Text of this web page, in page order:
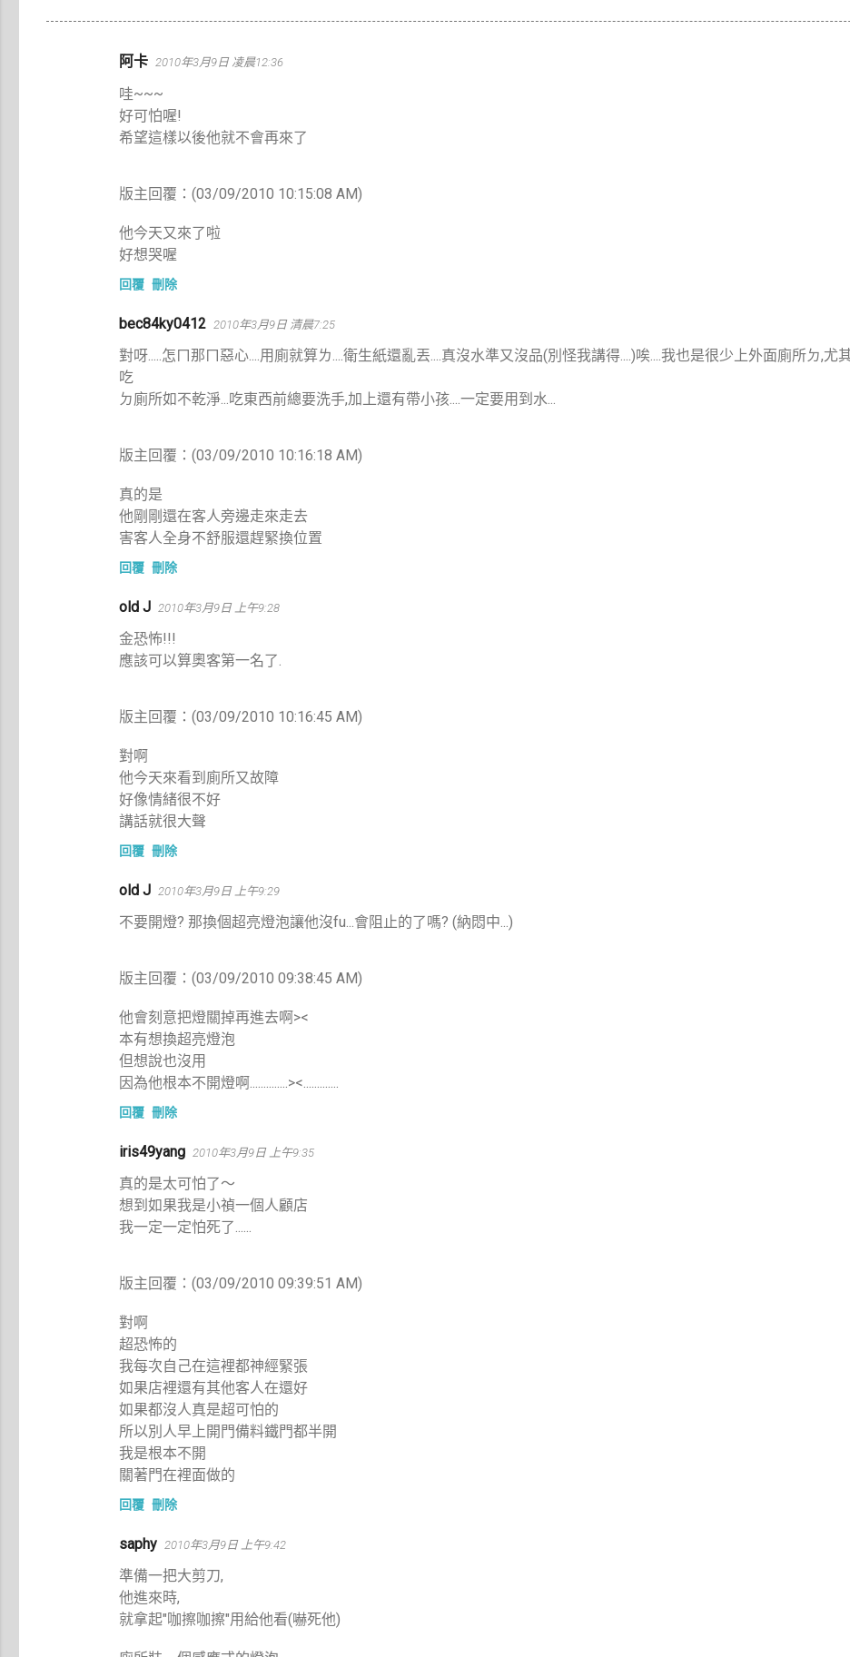
阿卡 2010年3月9日 凌晨12:36
哇~~~
好可怕喔!
希望這樣以後他就不會再來了
版主回覆：(03/09/2010 10:15:08 AM)
他今天又來了啦
好想哭喔
回覆 刪除
bec84ky0412 2010年3月9日 清晨7:25
對呀.....怎ㄇ那ㄇ惡心....用廁就算ㄌ....衛生紙還亂丟....真沒水準又沒品(別怪我講得....)唉....我也是很少上外面廁所ㄉ,尤
吃
ㄉ廁所如不乾淨...吃東西前總要洗手,加上還有帶小孩....一定要用到水...
版主回覆：(03/09/2010 10:16:18 AM)
真的是
他剛剛還在客人旁邊走來走去
害客人全身不舒服還趕緊換位置
回覆 刪除
old J 2010年3月9日 上午9:28
金恐怖!!!
應該可以算奧客第一名了.
版主回覆：(03/09/2010 10:16:45 AM)
對啊
他今天來看到廁所又故障
好像情緒很不好
講話就很大聲
回覆 刪除
old J 2010年3月9日 上午9:29
不要開燈? 那換個超亮燈泡讓他沒fu...會阻止的了嗎? (納悶中...)
版主回覆：(03/09/2010 09:38:45 AM)
他會刻意把燈關掉再進去啊><
本有想換超亮燈泡
但想說也沒用
因為他根本不開燈啊..............><.............
回覆 刪除
iris49yang 2010年3月9日 上午9:35
真的是太可怕了～
想到如果我是小禎一個人顧店
我一定一定怕死了......
版主回覆：(03/09/2010 09:39:51 AM)
對啊
超恐怖的
我每次自己在這裡都神經緊張
如果店裡還有其他客人在還好
如果都沒人真是超可怕的
所以別人早上開門備料鐵門都半開
我是根本不開
關著門在裡面做的
回覆 刪除
saphy 2010年3月9日 上午9:42
準備一把大剪刀,
他進來時,
就拿起"咖擦咖擦"用給他看(嚇死他)